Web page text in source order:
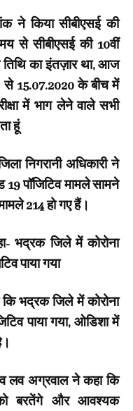
ने किया सीबीएसई की
से सीबीएसई की 10वीं
तिथि का इंतज़ार था, आज
से 15.07.2020 के बीच में
में भाग लेने वाले सभी
हूं
निगरानी अधिकारी ने
पॉजिटिव मामले सामने
214 हो गए हैं।
भद्रक जिले में कोरोना
पाया गया
भद्रक जिले में कोरोना
पाया गया, ओडिशा में
लव अग्रवाल ने कहा कि
बरतेंगे और आवश्यक